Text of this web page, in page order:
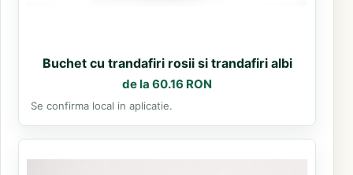
Buchet cu trandafiri rosii si trandafiri albi
de la 60.16 RON
Se confirma local in aplicatie.